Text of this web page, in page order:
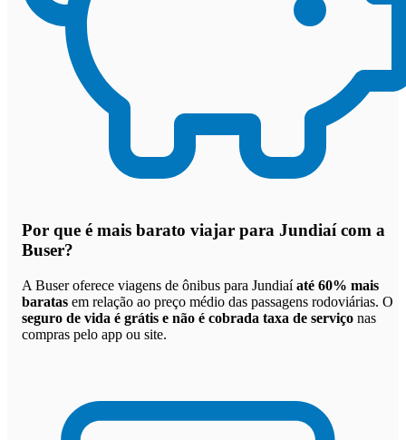
Por que é mais barato viajar para Jundiaí com a
Buser?
A Buser oferece viagens de ônibus para Jundiaíaté 60% mais
baratas em relação ao preço médio das passagens rodoviárias. O
seguro de vida é grátis e não é cobrada taxa de serviço nas
compras pelo app ou site.